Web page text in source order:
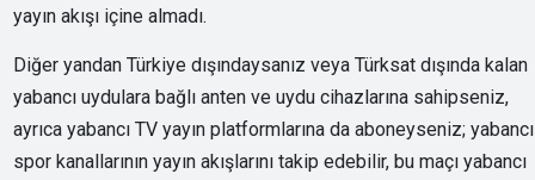
yayın akışı içine almadı.
Diğer yandan Türkiye dışındaysanız veya Türksat dışında kalan
yabancı uydulara bağlı anten ve uydu cihazlarına sahipseniz,
ayrıca yabancı TV yayın platformlarına da aboneyseniz; yabancı
spor kanallarının yayın akışlarını takip edebilir, bu maçı yabancı